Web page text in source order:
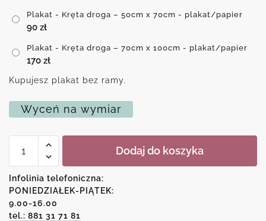
Plakat - Kręta droga – 50cm x 70cm - plakat/papier
90 zł
Plakat - Kręta droga – 70cm x 100cm - plakat/papier
170 zł
Kupujesz plakat bez ramy.
Wyceń na wymiar
Plakat
droga
Dodaj do koszyka
Infolinia telefoniczna:
PONIEDZIAŁEK-PIĄTEK:
9.00-16.00
tel.: 881 31 71 81